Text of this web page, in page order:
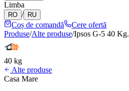
Limba
RO / RU
Coș de comandă
Cere ofertă
Produse/Alte produse/Ipsos G-5 40 Kg.
40 kg
Alte produse
Casa Mare